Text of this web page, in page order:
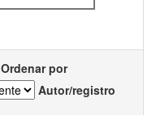
Ordenar por
Autor/registro